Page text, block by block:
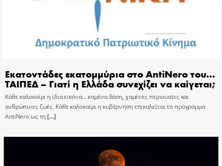
Εκατοντάδες εκατομμύρια στο AntiNero του…
ΤΑΙΠΕΔ – Γιατί η Ελλάδα συνεχίζει να καίγεται;
Κάθε καλοκαίρι η ίδια εικόνα… καμένα δάση, χαμένες περιουσίες και
ανθρώπινες ζωές. Κάθε καλοκαίρι η κυβέρνηση επικαλείται το πρόγραμμα
AntiNero ως τη[…]